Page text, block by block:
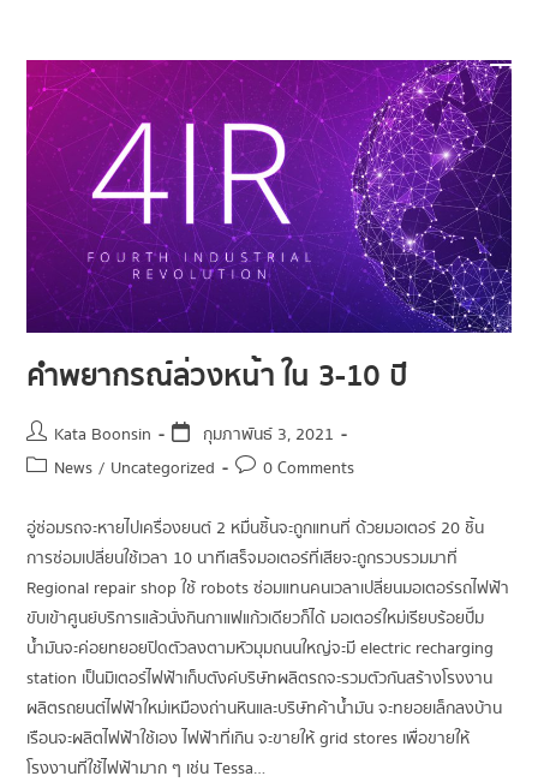
คำพยากรณ์ล่วงหน้า ใน 3-10 ปี
Kata Boonsin
กุมภาพันธ์ 3, 2021
News / Uncategorized 0 Comments
อู่ซ่อมรถจะหายไปเครื่องยนต์ 2 หมื่นชิ้นจะถูกแทนที่ ด้วยมอเตอร์ 20 ชิ้น
การซ่อมเปลี่ยนใช้เวลา 10 นาทีเสร็จมอเตอร์ที่เสียจะถูกรวบรวมมาที่
Regional repair shop ใช้ robots ซ่อมแทนคนเวลาเปลี่ยนมอเตอร์รถไฟฟ้า
ขับเข้าศูนย์บริการแล้วนั่งกินกาแฟแก้วเดียวก็ได้ มอเตอร์ใหม่เรียบร้อยปั๊ม
น้ำมันจะค่อยทยอยปิดตัวลงตามหัวมุมถนนใหญ่จะมี electric recharging
station เป็นมิเตอร์ไฟฟ้าเก็บตังค์บริษัทผลิตรถจะรวมตัวกันสร้างโรงงาน
ผลิตรถยนต์ไฟฟ้าใหม่เหมืองถ่านหินและบริษัทค้าน้ำมัน จะทยอยเล็กลงบ้าน
เรือนจะผลิตไฟฟ้าใช้เอง ไฟฟ้าที่เกิน จะขายให้ grid stores เพื่อขายให้
โรงงานที่ใช้ไฟฟ้ามาก ๆ เช่น Tessa…